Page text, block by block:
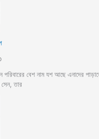
পরিবারের বেশ নাম যশ আছে এনাদের
তার